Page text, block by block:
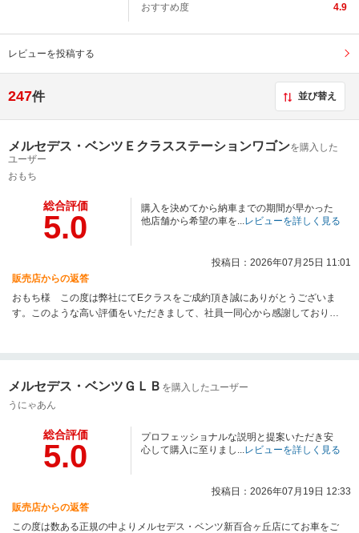
おすすめ度
4.9
レビューを投稿する
247件 並び替え
メルセデス・ベンツＥクラスステーションワゴンを購入した
ユーザー
おもち
総合評価
5.0
購入を決めてから納車までの期間が早かった
他店舗から希望の車を...レビューを詳しく見る
投稿日：2026年07月25日 11:01
販売店からの返答
おもち様 この度は弊社にてEクラスをご成約頂き誠にありがとうございま
す。このような高い評価をいただきまして、社員一同心から感謝しておりま
メルセデス・ベンツ新百合ヶ丘
メルセデス・ベンツＧＬＢ を購入したユーザー
うにゃあん
総合評価
5.0
プロフェッショナルな説明と提案いただき安
心して購入に至りまし...レビューを詳しく見る
投稿日：2026年07月19日 12:33
販売店からの返答
この度は数ある正規の中よりメルセデス・ベンツ新百合ヶ丘店にてお車をご